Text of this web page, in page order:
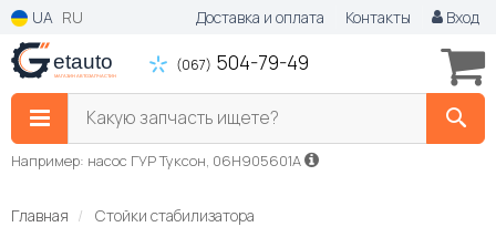
UA RU Доставка и оплата Контакты Вход
(067) 504-79-49
Какую запчасть ищете?
Например: насос ГУР Туксон, 06H905601A
Главная Стойки стабилизатора